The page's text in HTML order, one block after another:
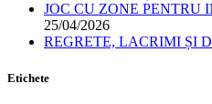
JOC CU ZONE PENTRU
25/04/2026
REGRETE, LACRIMI ȘI
Etichete